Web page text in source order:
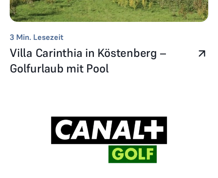
3 Min. Lesezeit
Villa Carinthia in Köstenberg –
Golfurlaub mit Pool